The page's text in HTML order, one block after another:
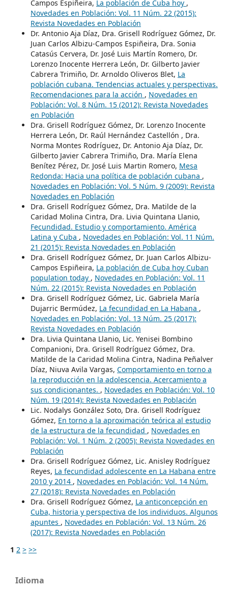
Campos Espiñeira, La población de Cuba hoy ,
Novedades en Población: Vol. 11 Núm. 22 (2015):
Revista Novedades en Población
Dr. Antonio Aja Díaz, Dra. Grisell Rodríguez Gómez, Dr.
Juan Carlos Albizu-Campos Espiñeira, Dra. Sonia
Catasús Cervera, Dr. José Luis Martín Romero, Dr.
Lorenzo Inocente Herrera León, Dr. Gilberto Javier
Cabrera Trimiño, Dr. Arnoldo Oliveros Blet, La
población cubana. Tendencias actuales y perspectivas.
Recomendaciones para la acción , Novedades en
Población: Vol. 8 Núm. 15 (2012): Revista Novedades
en Población
Dra. Grisell Rodríguez Gómez, Dr. Lorenzo Inocente
Herrera León, Dr. Raúl Hernández Castellón , Dra.
Norma Montes Rodríguez, Dr. Antonio Aja Díaz, Dr.
Gilberto Javier Cabrera Trimiño, Dra. María Elena
Benítez Pérez, Dr. José Luis Martin Romero, Mesa
Redonda: Hacia una política de población cubana ,
Novedades en Población: Vol. 5 Núm. 9 (2009): Revista
Novedades en Población
Dra. Grisell Rodríguez Gómez, Dra. Matilde de la
Caridad Molina Cintra, Dra. Livia Quintana Llanio,
Fecundidad. Estudio y comportamiento. América
Latina y Cuba , Novedades en Población: Vol. 11 Núm.
21 (2015): Revista Novedades en Población
Dra. Grisell Rodríguez Gómez, Dr. Juan Carlos Albizu-
Campos Espiñeira, La población de Cuba hoy Cuban
population today , Novedades en Población: Vol. 11
Núm. 22 (2015): Revista Novedades en Población
Dra. Grisell Rodríguez Gómez, Lic. Gabriela María
Dujarric Bermúdez, La fecundidad en La Habana ,
Novedades en Población: Vol. 13 Núm. 25 (2017):
Revista Novedades en Población
Dra. Livia Quintana Llanio, Lic. Yenisei Bombino
Companioni, Dra. Grisell Rodríguez Gómez, Dra.
Matilde de la Caridad Molina Cintra, Nadina Peñalver
Díaz, Niuva Avila Vargas, Comportamiento en torno a
la reproducción en la adolescencia. Acercamiento a
sus condicionantes. , Novedades en Población: Vol. 10
Núm. 19 (2014): Revista Novedades en Población
Lic. Nodalys González Soto, Dra. Grisell Rodríguez
Gómez, En torno a la aproximación teórica al estudio
de la estructura de la fecundidad , Novedades en
Población: Vol. 1 Núm. 2 (2005): Revista Novedades en
Población
Dra. Grisell Rodríguez Gómez, Lic. Anisley Rodríguez
Reyes, La fecundidad adolescente en La Habana entre
2010 y 2014 , Novedades en Población: Vol. 14 Núm.
27 (2018): Revista Novedades en Población
Dra. Grisell Rodríguez Gómez, La anticoncepción en
Cuba, historia y perspectiva de los individuos. Algunos
apuntes , Novedades en Población: Vol. 13 Núm. 26
(2017): Revista Novedades en Población
1 2 > >>
Idioma